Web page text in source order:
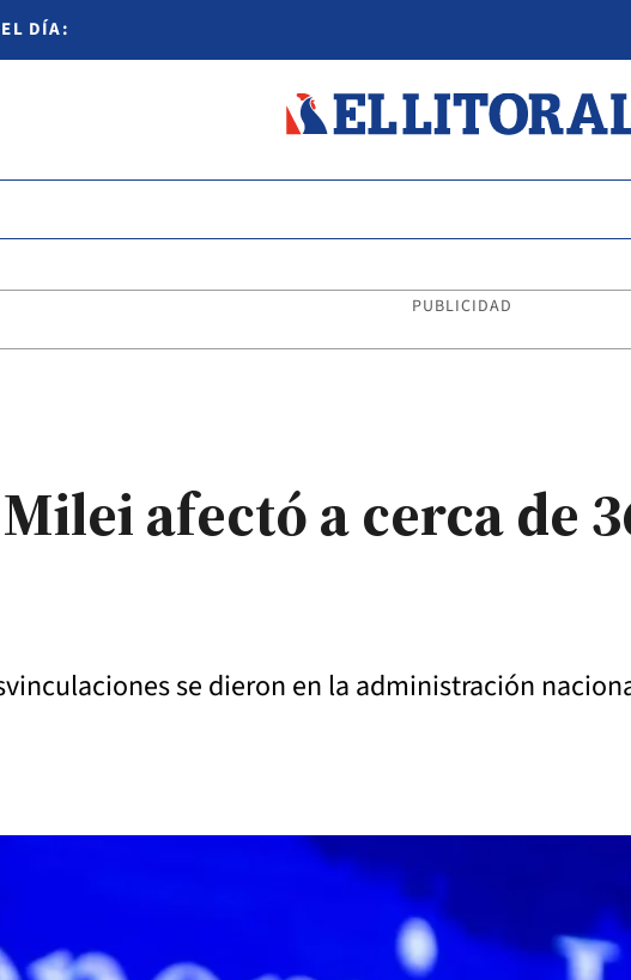
DÍA:
PUBLICIDAD
afectó a cerca de
se dieron en la administración